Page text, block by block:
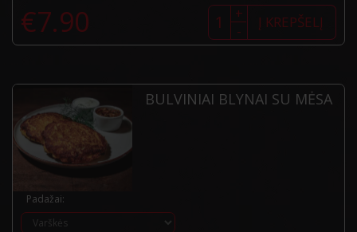
€7.90 produkto
kiekis:
Bulviniai
blynai
-
+ Į KREPŠELĮ
BULVINIAI BLYNAI SU MĖSA
Padažai: